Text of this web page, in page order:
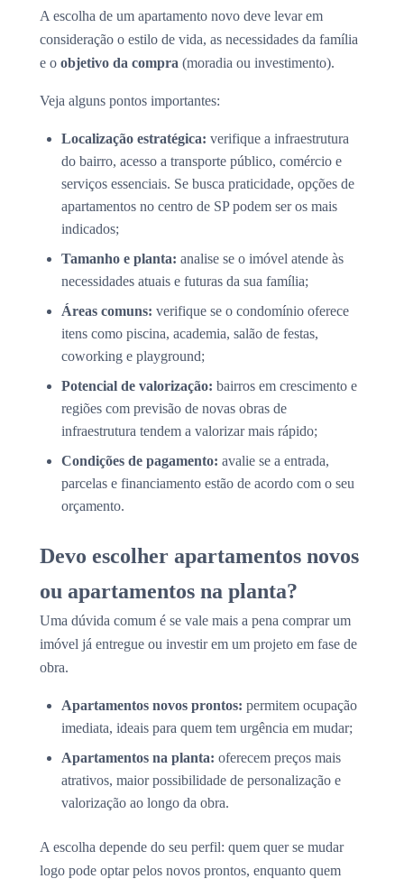
A escolha de um apartamento novo deve levar em
consideração o estilo de vida, as necessidades da família
e o objetivo da compra (moradia ou investimento).
Veja alguns pontos importantes:
Localização estratégica: verifique a infraestrutura
do bairro, acesso a transporte público, comércio e
serviços essenciais. Se busca praticidade, opções de
apartamentos no centro de SP podem ser os mais
indicados;
Tamanho e planta: analise se o imóvel atende às
necessidades atuais e futuras da sua família;
Áreas comuns: verifique se o condomínio oferece
itens como piscina, academia, salão de festas,
coworking e playground;
Potencial de valorização: bairros em crescimento e
regiões com previsão de novas obras de
infraestrutura tendem a valorizar mais rápido;
Condições de pagamento: avalie se a entrada,
parcelas e financiamento estão de acordo com o seu
orçamento.
Devo escolher apartamentos novos
ou apartamentos na planta?
Uma dúvida comum é se vale mais a pena comprar um
imóvel já entregue ou investir em um projeto em fase de
obra.
Apartamentos novos prontos: permitem ocupação
imediata, ideais para quem tem urgência em mudar;
Apartamentos na planta: oferecem preços mais
atrativos, maior possibilidade de personalização e
valorização ao longo da obra.
A escolha depende do seu perfil: quem quer se mudar
logo pode optar pelos novos prontos, enquanto quem